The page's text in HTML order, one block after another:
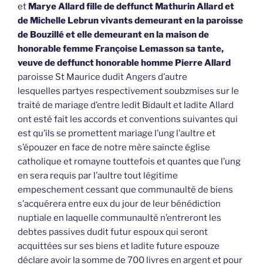
et Marye Allard fille de deffunct Mathurin Allard et
de Michelle Lebrun vivants demeurant en la paroisse
de Bouzillé et elle demeurant en la maison de
honorable femme Françoise Lemasson sa tante,
veuve de deffunct honorable homme Pierre Allard
paroisse St Maurice dudit Angers d’autre
lesquelles partyes respectivement soubzmises sur le
traité de mariage d’entre ledit Bidault et ladite Allard
ont esté fait les accords et conventions suivantes qui
est qu’ils se promettent mariage l’ung l’aultre et
s’épouzer en face de notre mère saincte église
catholique et romayne touttefois et quantes que l’ung
en sera requis par l’aultre tout légitime
empeschement cessant que communaulté de biens
s’acquérera entre eux du jour de leur bénédiction
nuptiale en laquelle communaulté n’entreront les
debtes passives dudit futur espoux qui seront
acquittées sur ses biens et ladite future espouze
déclare avoir la somme de 700 livres en argent et pour